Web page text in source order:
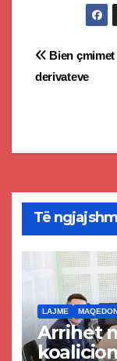
Post
Bien çmimet
derivateve
Të
LAJME
Arrihet